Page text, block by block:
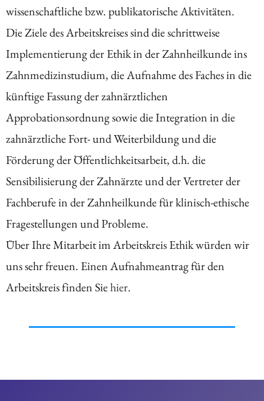
wissenschaftliche bzw. publikatorische Aktivitäten.
Die Ziele des Arbeitskreises sind die schrittweise
Implementierung der Ethik in der Zahnheilkunde ins
Zahnmedizinstudium, die Aufnahme des Faches in die
künftige Fassung der zahnärztlichen
Approbationsordnung sowie die Integration in die
zahnärztliche Fort- und Weiterbildung und die
Förderung der Öffentlichkeitsarbeit, d.h. die
Sensibilisierung der Zahnärzte und der Vertreter der
Fachberufe in der Zahnheilkunde für klinisch-ethische
Fragestellungen und Probleme.
Über Ihre Mitarbeit im Arbeitskreis Ethik würden wir
uns sehr freuen. Einen Aufnahmeantrag für den
Arbeitskreis finden Siehier.